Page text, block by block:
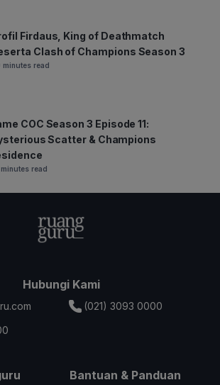
Firdaus, King of Deathmatch
Clash of Champions Season 3
minutes read
COC Season 3 Episode 11:
Scatter & Champions
minutes read
Hubungi Kami
(021) 3093 0000
Bantuan & Panduan